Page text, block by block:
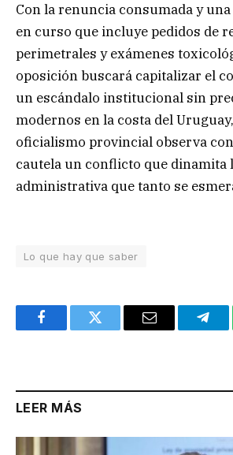
Con la renuncia consumada y
en curso que incluye pedidos de
perimetrales y exámenes
oposición buscará capitalizar el
un escándalo institucional sin
modernos en la costa del
oficialismo provincial observa
cautela un conflicto que dinamita
administrativa que tanto se
Lo que hay que saber
FacebookTwitter Email
LEER MÁS